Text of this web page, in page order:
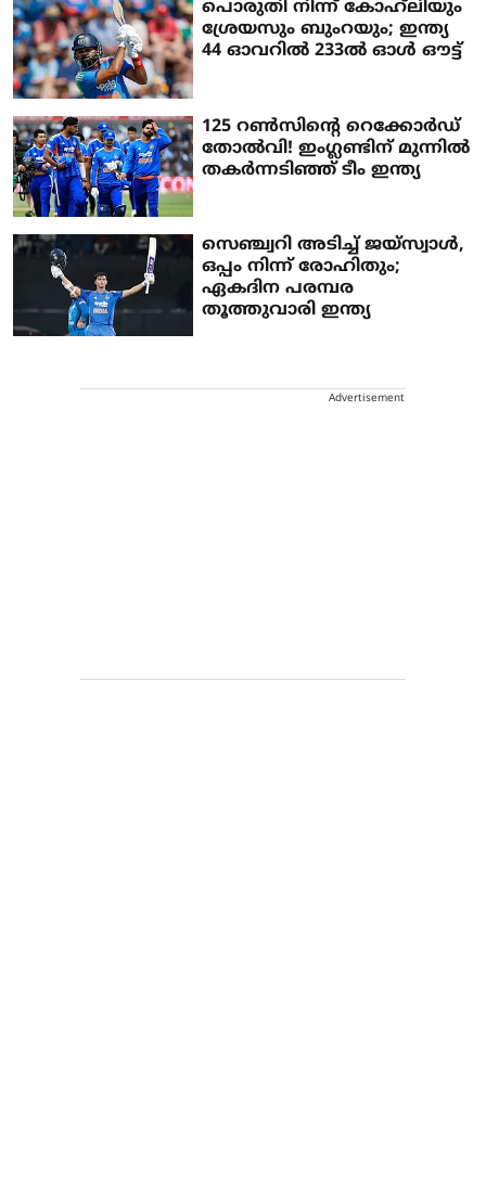
പൊരുതി നിന്ന് കോഹ്‌ലിയും
ശ്രേയസും ബുംറയും; ഇന്ത്യ
44 ഓവറില്‍ 233ല്‍ ഓള്‍ ഔട്ട്
125 റണ്‍സിന്റെ റെക്കോര്‍ഡ്
തോല്‍വി! ഇംഗ്ലണ്ടിന് മുന്നില്‍
തകര്‍ന്നടിഞ്ഞ് ടീം ഇന്ത്യ
സെഞ്ച്വറി അടിച്ച് ജയ്‌സ്വാള്‍,
ഒപ്പം നിന്ന് രോഹിതും;
ഏകദിന പരമ്പര
തൂത്തുവാരി ഇന്ത്യ
Advertisement